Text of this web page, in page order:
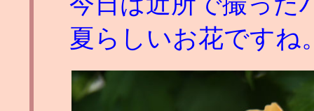
夏らしいお花ですね